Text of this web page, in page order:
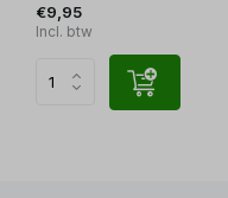
€9,95
Incl. btw